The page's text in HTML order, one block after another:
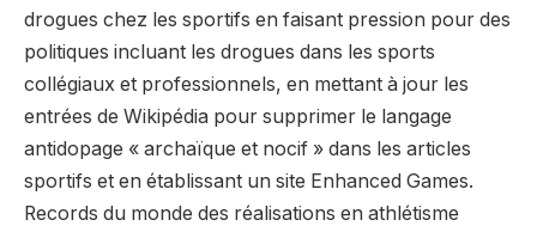
drogues chez les sportifs en faisant pression pour des
politiques incluant les drogues dans les sports
collégiaux et professionnels, en mettant à jour les
entrées de Wikipédia pour supprimer le langage
antidopage « archaïque et nocif » dans les articles
sportifs et en établissant un site Enhanced Games.
Records du monde des réalisations en athlétisme